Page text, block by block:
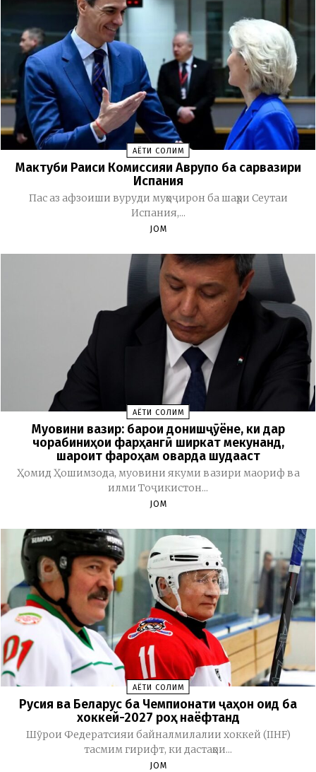
ҲАЁТИ СОЛИМ
Мактуби Раиси Комиссияи Аврупо ба сарвазири
Испания
Пас аз афзоиши вуруди муҳоҷирон ба шаҳри Сеутаи
Испания,...
JOM
ҲАЁТИ СОЛИМ
Муовини вазир: барои донишҷӯёне, ки дар
чорабиниҳои фарҳангӣ ширкат мекунанд,
шароит фароҳам оварда шудааст
Ҳомид Ҳошимзода, муовини якуми вазири маориф ва
илми Тоҷикистон...
JOM
ҲАЁТИ СОЛИМ
Русия ва Беларус ба Чемпионати ҷаҳон оид ба
хоккей-2027 роҳ наёфтанд
Шӯрои Федератсияи байналмилалии хоккей (IIHF)
тасмим гирифт, ки дастаҳои...
JOM